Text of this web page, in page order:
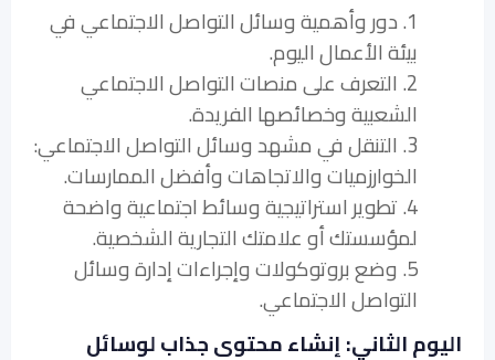
1. دور وأهمية وسائل التواصل الاجتماعي في
بيئة الأعمال اليوم.
2. التعرف على منصات التواصل الاجتماعي
الشعبية وخصائصها الفريدة.
3. التنقل في مشهد وسائل التواصل الاجتماعي:
الخوارزميات والاتجاهات وأفضل الممارسات.
4. تطوير استراتيجية وسائط اجتماعية واضحة
لمؤسستك أو علامتك التجارية الشخصية.
5. وضع بروتوكولات وإجراءات إدارة وسائل
التواصل الاجتماعي.
اليوم الثاني: إنشاء محتوى جذاب لوسائل